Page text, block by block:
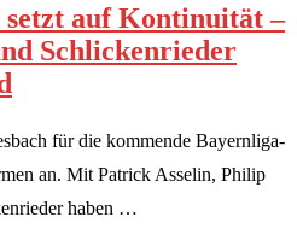
auf Kontinuität –
Schlickenrieder
für die kommende Bayernliga-
an. Mit Patrick Asselin, Philip
haben …